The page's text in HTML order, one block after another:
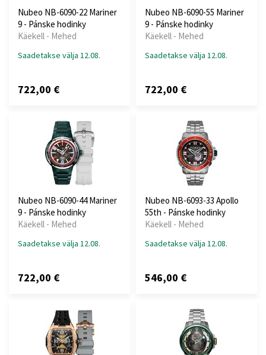
Nubeo NB-6090-22 Mariner
9 - Pánske hodinky
Käekell - Mehed
Saadetakse välja 12.08.
722,00 €
Nubeo NB-6090-55 Mariner
9 - Pánske hodinky
Käekell - Mehed
Saadetakse välja 12.08.
722,00 €
Nubeo NB-6090-44 Mariner
9 - Pánske hodinky
Käekell - Mehed
Saadetakse välja 12.08.
722,00 €
Nubeo NB-6093-33 Apollo
55th - Pánske hodinky
Käekell - Mehed
Saadetakse välja 12.08.
546,00 €